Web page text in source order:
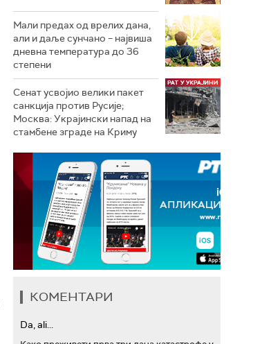
Мали предах од врелих дана,
али и даље сунчано – највиша
дневна температура до 36
степени
Сенат усвојио велики пакет
санкција против Русије;
Москва: Украјински напад на
стамбене зграде на Криму
КОМЕНТАРИ
Da, ali...